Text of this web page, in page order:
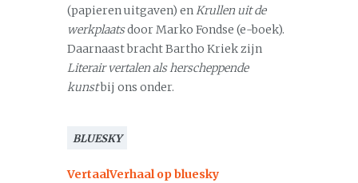
(papieren uitgaven) enKrullen uit de
werkplaatsdoor Marko Fondse (e-boek).
Daarnaast bracht Bartho Kriek zijn
Literair vertalen als herscheppende
kunstbij ons onder.
BLUESKY
VertaalVerhaal op bluesky